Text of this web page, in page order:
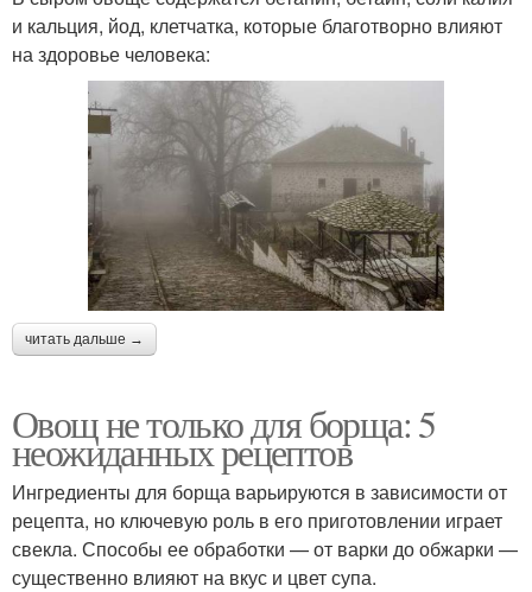
и кальция, йод, клетчатка, которые благотворно влияют
на здоровье человека:
читать дальше →
Овощ не только для борща: 5
неожиданных рецептов
Ингредиенты для борща варьируются в зависимости от
рецепта, но ключевую роль в его приготовлении играет
свекла. Способы ее обработки — от варки до обжарки —
существенно влияют на вкус и цвет супа.